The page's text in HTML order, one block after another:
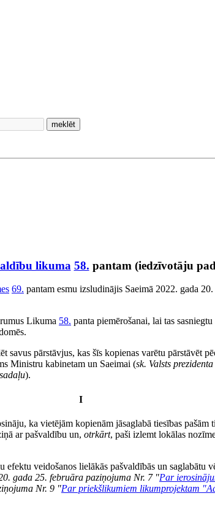
meklēt
likuma 58. pantam (iedzīvotāju
69. pantam esmu izsludinājis Saeimā 2022. gada
Likuma 58. panta piemērošanai, lai tas
savus pārstāvjus, kas šīs kopienas varētu pārstāvēt
Ministru kabinetam un Saeimai (sk. Valsts
).
I
ka vietējām kopienām jāsaglabā tiesības pašām
ar pašvaldību un, otrkārt, paši izlemt lokālas
efektu veidošanos lielākās pašvaldībās un saglabātu
gada 25. februāra paziņojuma Nr. 7 "Par
Nr. 9 "Par priekšlikumiem likumprojektam